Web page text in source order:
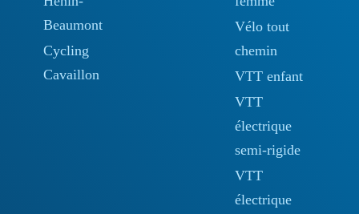
Beaumont
Cycling
Cavaillon
Vélo tout
chemin
VTT enfant
VTT
électrique
semi-rigide
VTT
électrique